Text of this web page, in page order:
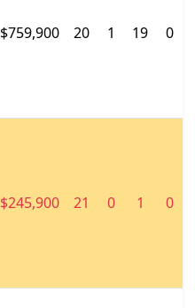
$759,900 20 1 19 0
$245,900 21 0 1 0